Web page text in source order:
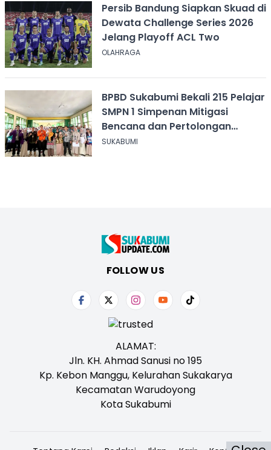
Persib Bandung Siapkan Skuad di
Dewata Challenge Series 2026
Jelang Playoff ACL Two
OLAHRAGA
BPBD Sukabumi Bekali 215 Pelajar
SMPN 1 Simpenan Mitigasi
Bencana dan Pertolongan
Psikologis
SUKABUMI
FOLLOW US
ALAMAT:
Jln. KH. Ahmad Sanusi no 195
Kp. Kebon Manggu, Kelurahan Sukakarya
Kecamatan Warudoyong
Kota Sukabumi